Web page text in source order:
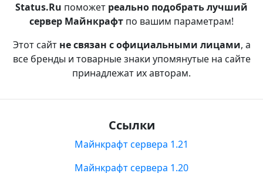
Status.Ru поможет реально подобрать лучший
сервер Майнкрафт по вашим параметрам!
Этот сайт не связан с официальными лицами, а
все бренды и товарные знаки упомянутые на сайте
принадлежат их авторам.
Ссылки
Майнкрафт сервера 1.21
Майнкрафт сервера 1.20